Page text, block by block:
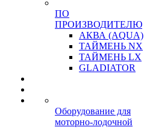
ПО
ПРОИЗВОДИТЕЛЮ
АКВА (AQUA)
ТАЙМЕНЬ NX
ТАЙМЕНЬ LX
GLADIATOR
Оборудование для
моторно-лодочной